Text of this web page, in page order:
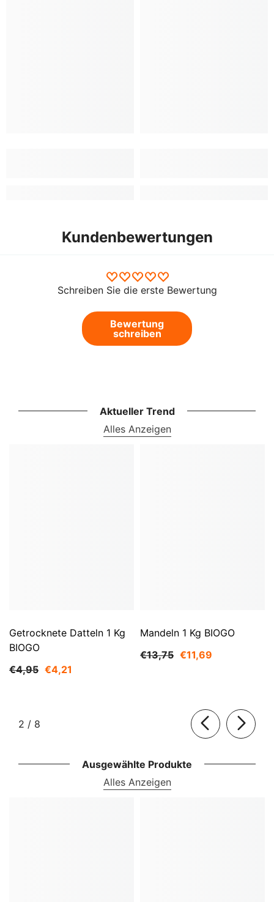
Kundenbewertungen
Schreiben Sie die erste Bewertung
Bewertung
schreiben
Aktueller Trend
Alles Anzeigen
Getrocknete Datteln 1 Kg
BIOGO
€4,95 €4,21
Mandeln 1 Kg BIOGO
€13,75 €11,69
2 / von
8
Ausgewählte Produkte
Alles Anzeigen